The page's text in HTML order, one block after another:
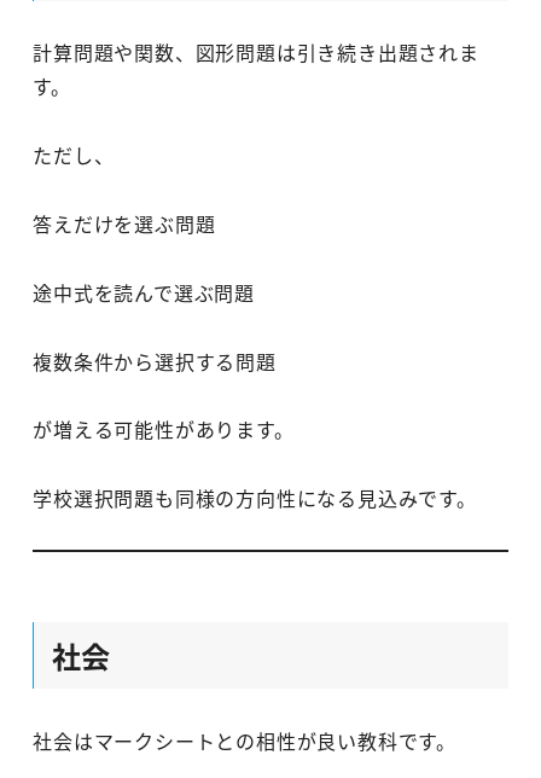
計算問題や関数、図形問題は引き続き出題されま
す。
ただし、
答えだけを選ぶ問題
途中式を読んで選ぶ問題
複数条件から選択する問題
が増える可能性があります。
学校選択問題も同様の方向性になる見込みです。
社会
社会はマークシートとの相性が良い教科です。